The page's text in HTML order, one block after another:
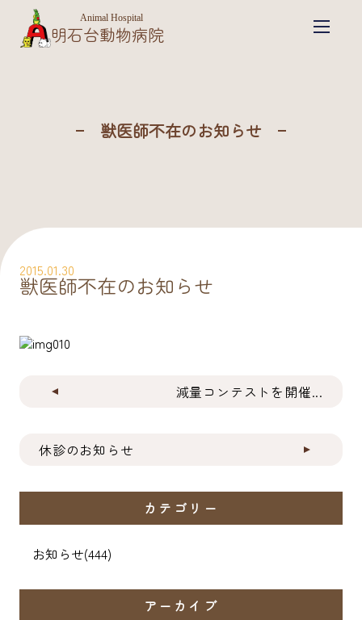
Animal Hospital
明石台動物病院
獣医師不在のお知らせ
2015.01.30
獣医師不在のお知らせ
減量コンテストを開催...
休診のお知らせ
カテゴリー
お知らせ(444)
アーカイブ